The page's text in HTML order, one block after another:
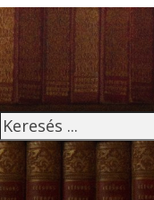
Keresés